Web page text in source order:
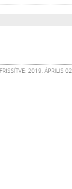
2019. ÁPRILIS 02.